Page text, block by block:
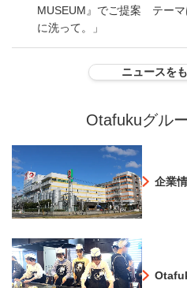
MUSEUM』でご提案 テーマ
に洗って。」
ニュースを
Otafukuグル
企業